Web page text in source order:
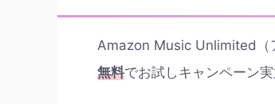
Amazon Music Unlimited（
無料でお試しキャンペーン実